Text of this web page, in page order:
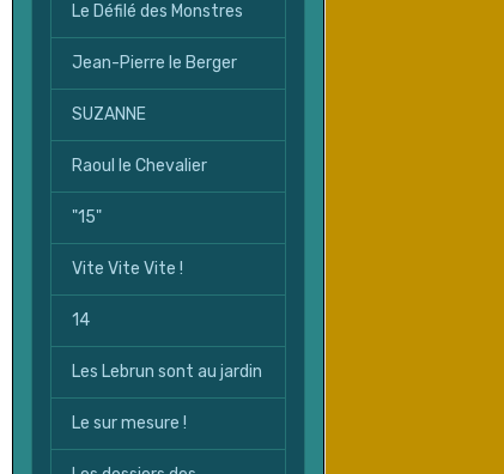
Le Défilé des Monstres
Jean-Pierre le Berger
SUZANNE
Raoul le Chevalier
"15"
Vite Vite Vite !
14
Les Lebrun sont au jardin
Le sur mesure !